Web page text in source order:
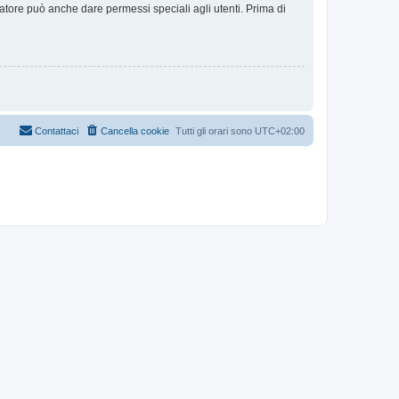
può anche dare permessi speciali agli utenti. Prima di
Tutti gli orari sono UTC+02:00
Cancella cookie
Contattaci